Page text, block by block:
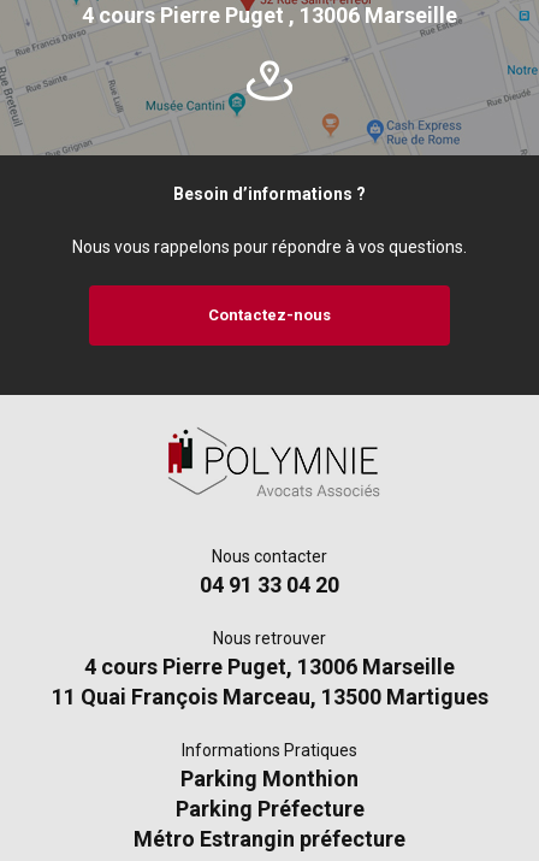
4 cours Pierre Puget , 13006 Marseille
Besoin d’informations ?
Nous vous rappelons pour répondre à vos questions.
Contactez-nous
Nous contacter
04 91 33 04 20
Nous retrouver
4 cours Pierre Puget, 13006 Marseille
11 Quai François Marceau, 13500 Martigues
Informations Pratiques
Parking Monthion
Parking Préfecture
Métro Estrangin préfecture